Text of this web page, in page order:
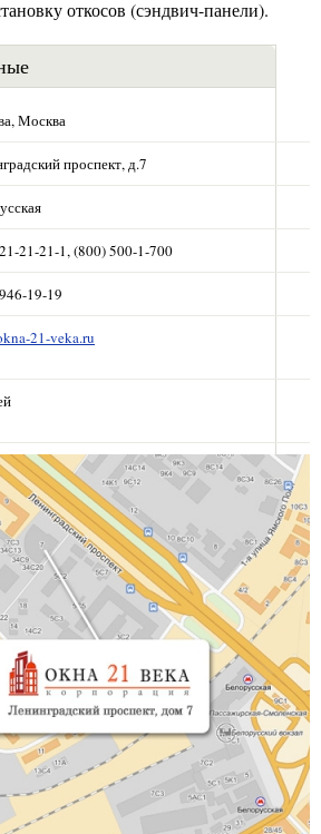
откосов (сэндвич-панели).
Москва
проспект, д.7
21-21-1, (800) 500-1-700
19-19
21-veka.ru